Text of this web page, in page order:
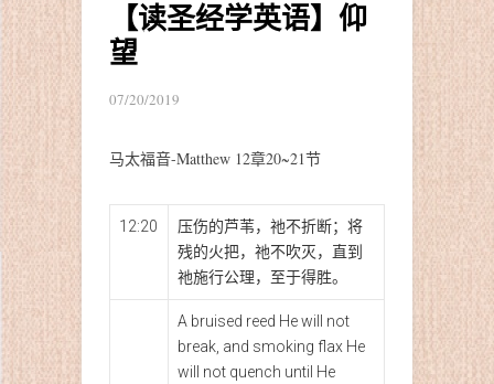
【读圣经学英语】仰
望
07/20/2019
马太福音-Matthew 12章20~21节
12:20
压伤的芦苇，祂不折断；将
残的火把，祂不吹灭，直到
祂施行公理，至于得胜。
A bruised reed He will not
break, and smoking flax He
will not quench until He